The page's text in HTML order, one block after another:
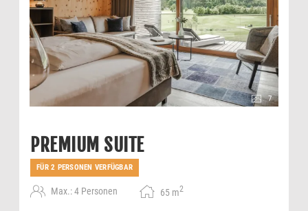
7
PREMIUM SUITE
FÜR 2 PERSONEN VERFÜGBAR
Max.: 4 Personen 65 m2